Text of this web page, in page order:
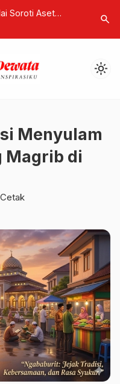
Siap
Senjata
search
light_mode
Menyulam
Magrib di
Cetak